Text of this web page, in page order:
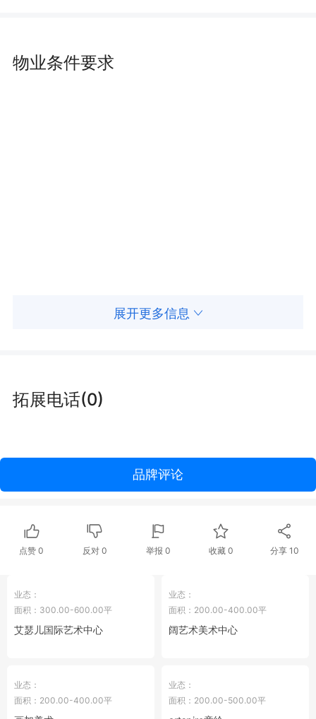
物业条件要求
展开更多信息
拓展电话(0)
品牌评论
点赞0 反对 0 举报 0 收藏 0 分享 10
业态：
面积：300.00-600.00平
艾瑟儿国际艺术中心
业态：
面积：200.00-400.00平
阔艺术美术中心
业态：
面积：200.00-400.00平
业态：
面积：200.00-500.00平